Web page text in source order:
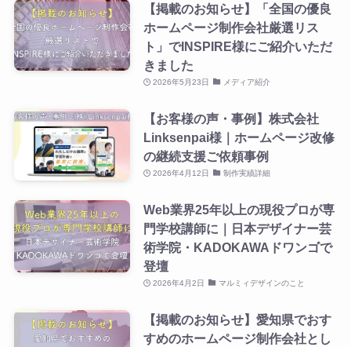
【掲載のお知らせ】「全国の優良
ホームページ制作会社厳選リス
ト」でINSPIRE様にご紹介いただ
きました
2026年5月23日 メディア紹介
【お客様の声・事例】株式会社
Linksenpai様｜ホームページ改修
の継続支援ご依頼事例
2026年4月12日 制作実績詳細
Web業界25年以上の現役プロが専
門学校講師に｜日本デザイナー芸
術学院・KADOKAWAドワンゴで
登壇
2026年4月2日 マルミィデザインのこと
【掲載のお知らせ】愛知県でおす
すめのホームページ制作会社とし